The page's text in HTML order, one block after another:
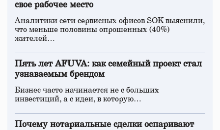
свое рабочее место
Аналитики сети сервисных офисов SOK выяснили,
что меньше половины опрошенных (40%)
жителей…
Пять лет AFUVA: как семейный проект стал
узнаваемым брендом
Бизнес часто начинается не с больших
инвестиций, а с идеи, в которую…
Почему нотариальные сделки оспаривают